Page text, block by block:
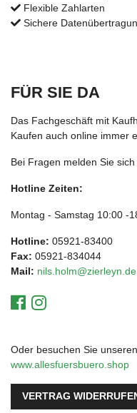
Flexible Zahlarten
Sichere
FÜR SIE DA
Das Fachgeschäft mit
Kaufen auch online immer
Bei Fragen melden Sie
Hotline Zeiten:
Montag - Samstag 10:00 -
Hotline: 05921-83400
Fax: 05921-834044
Mail: nils.holm@zierleyn.de
Oder besuchen Sie
www.allesfuersbuero.shop
VERTRAG